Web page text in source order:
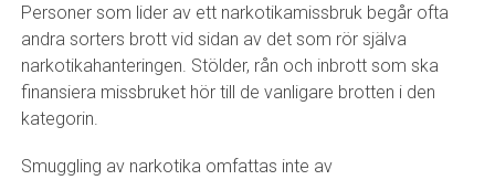
Personer som lider av ett narkotikamissbruk begår ofta
andra sorters brott vid sidan av det som rör själva
narkotikahanteringen. Stölder, rån och inbrott som ska
finansiera missbruket hör till de vanligare brotten i den
kategorin.
Smuggling av narkotika omfattas inte av